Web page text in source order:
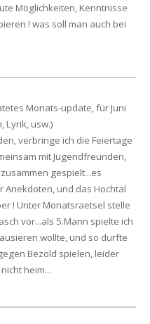
Möglichkeiten, Kenntnisse
! was soll man auch bei
Monats-update, für Juni
Lyrik, usw.)
verbringe ich die Feiertage
mit Jugendfreunden,
gespielt...es
Anekdoten, und das Hochtal
! Unter Monatsraetsel stelle
vor...als 5.Mann spielte ich
wollte, und so durfte
Bezold spielen, leider
heim...